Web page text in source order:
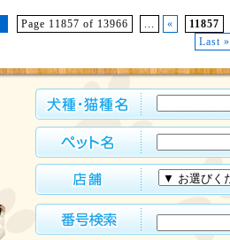
Page 11857 of 13966 ... « 11857
Last »